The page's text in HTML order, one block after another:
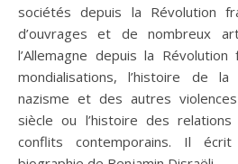
sociétés depuis la Révolution
d’ouvrages et de nombreux
l’Allemagne depuis la Révolution
mondialisations, l’histoire de la
nazisme et des autres
siècle ou l’histoire des
conflits contemporains. Il